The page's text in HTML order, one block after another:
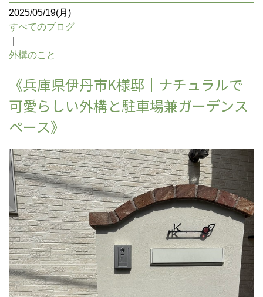
2025/05/19(月)
すべてのブログ
外構のこと
《兵庫県伊丹市K様邸｜ナチュラルで
可愛らしい外構と駐車場兼ガーデンス
ペース》